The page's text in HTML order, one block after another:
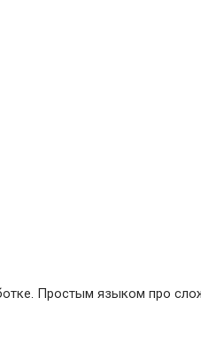
Простым языком про